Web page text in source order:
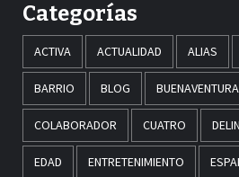
Categorías
ACTIVA ACTUALIDAD ALIAS
BARRIO BLOG BUENAVENTURA
COLABORADOR CUATRO
EDAD ENTRETENIMIENTO